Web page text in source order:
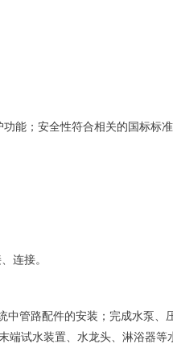
能；安全性符合相关的国标标
连接。
管路配件的安装；完成水泵、
试水装置、水龙头、淋浴器等